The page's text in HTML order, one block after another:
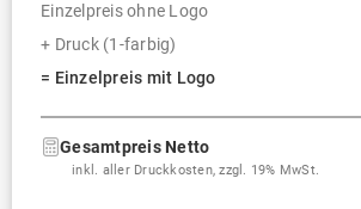
Einzelpreis ohne Logo
+ Druck (1-farbig)
= Einzelpreis mit Logo
Gesamtpreis Netto
inkl. aller Druckkosten, zzgl. 19% MwSt.